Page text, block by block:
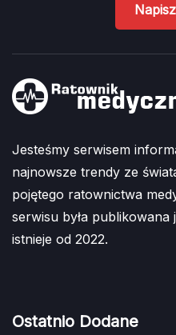
Jesteśmy serwisem
najnowsze trendy ze
pojętego ratownictwa
serwisu była
istnieje od 2022.
Ostatnio Dodane